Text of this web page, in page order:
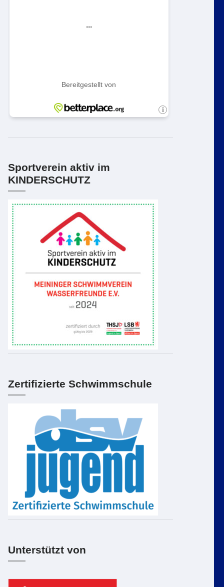
Sportverein aktiv im
KINDERSCHUTZ
Zertifizierte Schwimmschule
Unterstützt von